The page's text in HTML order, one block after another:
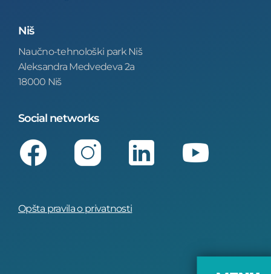
Niš
Naučno-tehnološki park Niš
Aleksandra Medvedeva 2a
18000 Niš
Social networks
Facebook Instagram LinkedIn
Opšta pravila o privatnosti